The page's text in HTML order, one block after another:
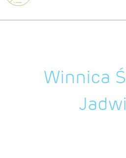
Winnica